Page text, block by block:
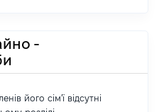
-
його сім'ї відсутні